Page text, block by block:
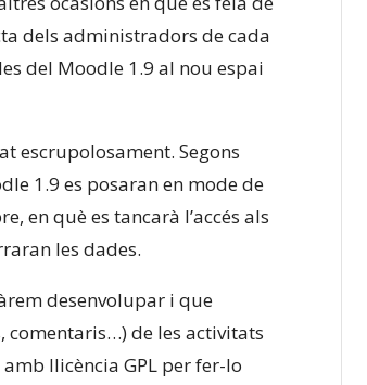
dels administradors de cada
del Moodle 1.9 al nou espai
escrupolosament. Segons
1.9 es posaran en mode de
en què es tancarà l’accés als
les dades.
desenvolupar i que
de les activitats
llicència GPL per fer-lo